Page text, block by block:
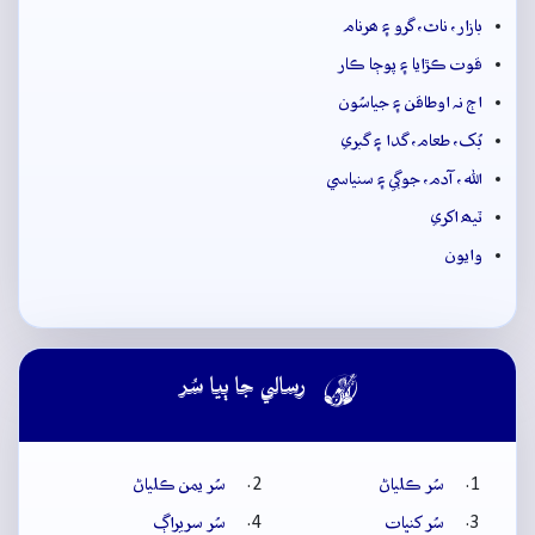
بازار، ناٿ، گرو ۽ ھرنام
قوت ڪڙايا ۽ پوڄا ڪار
اڄ نہ اوطاقن ۽ جياسُون
بُک، طعام، گدا ۽ گبري
الله، آدم، جوڳي ۽ سنياسي
ٽيھ اکري
وايون
 رسالي جا ٻيا سُر
سُر ڪلياڻ
سُر يمن ڪلياڻ
سُر کنڀات
سُر سريراڳ